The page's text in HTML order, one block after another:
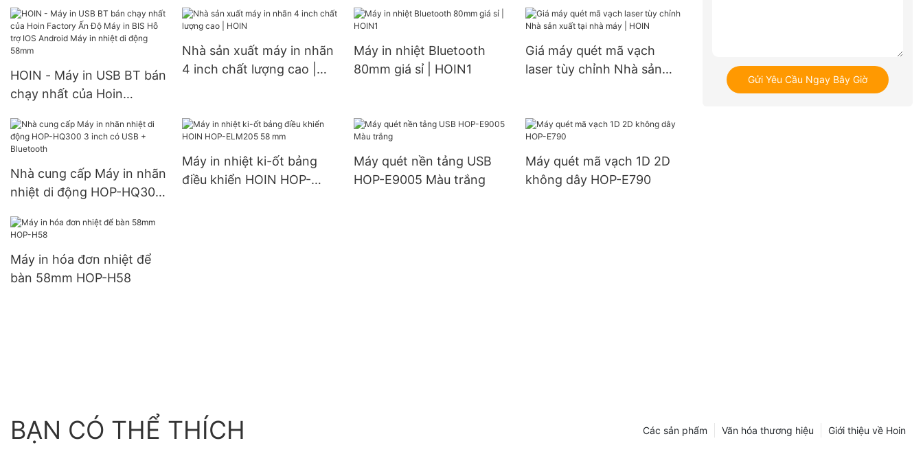
Máy in nhãn nhiệt giá rẻ
nhiệt
nhiệt cầm tay 80mm
HOIN - Máy in USB BT bán
chạy nhất của Hoin
Hỗ trợ IOS Android Máy in
nhiệt di động 58mm
Nhà sản xuất máy in nhãn
4 inch chất lượng cao |
Máy in nhiệt Bluetooth
80mm giá sỉ | HOIN1
Giá máy quét mã vạch
laser tùy chỉnh Nhà sản
Nhà cung cấp Máy in nhãn
nhiệt di động HOP-HQ300
Máy in nhiệt ki-ốt bảng
điều khiển HOIN HOP-
Máy quét nền tảng USB
HOP-E9005 Màu trắng
Máy quét mã vạch 1D 2D
không dây HOP-E790
Máy in hóa đơn nhiệt để
bàn 58mm HOP-H58
Gửi Yêu Cầu Ngay Bây Giờ
BẠN CÓ THỂ THÍCH Giới thiệu về Hoin
Văn hóa thương hiệu
Các sản phẩm